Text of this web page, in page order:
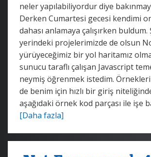
neler yapılabiliyordur diye
Derken Cumartesi gecesi kendimi
dahası anlamaya çalışırken buldum.
yerindeki projelerimizde de olsun
yürüyeceğimiz bir yol haritamız
sunucu taraflı çalışan Javascript
neymiş öğrenmek istedim. Örnekleri
de benim için hızlı bir giriş
aşağıdaki örnek kod parçası ile işe
[Daha fazla]